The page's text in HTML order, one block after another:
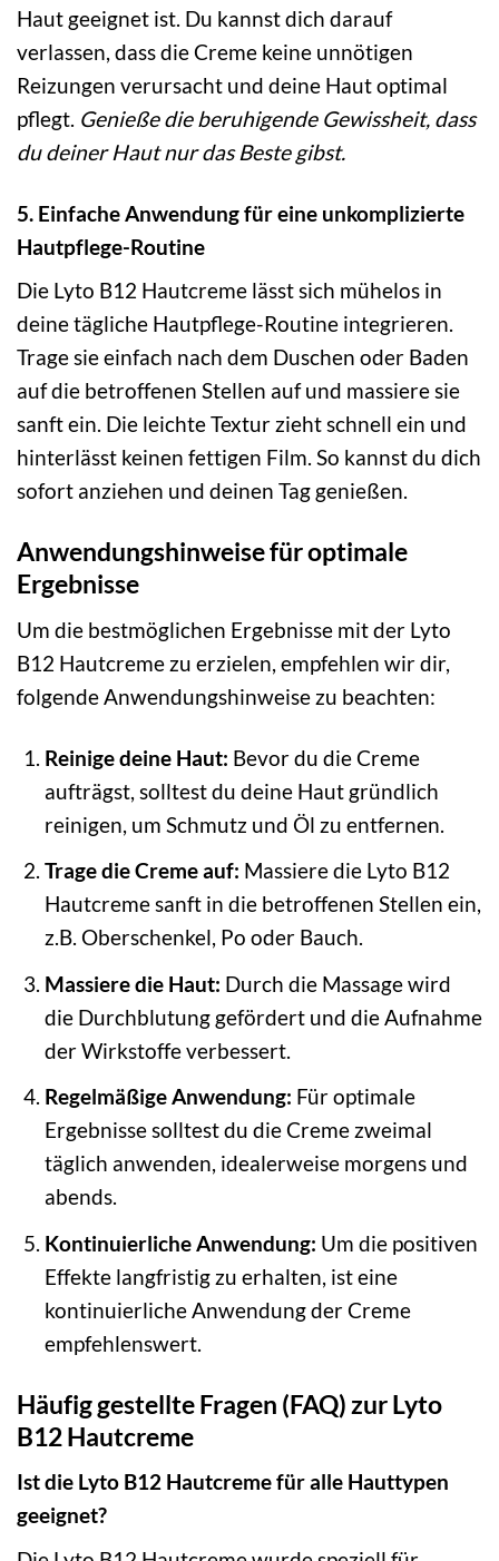
Haut geeignet ist. Du kannst dich darauf
verlassen, dass die Creme keine unnötigen
Reizungen verursacht und deine Haut optimal
pflegt. Genieße die beruhigende Gewissheit, dass
du deiner Haut nur das Beste gibst.
5. Einfache Anwendung für eine unkomplizierte
Hautpflege-Routine
Die Lyto B12 Hautcreme lässt sich mühelos in
deine tägliche Hautpflege-Routine integrieren.
Trage sie einfach nach dem Duschen oder Baden
auf die betroffenen Stellen auf und massiere sie
sanft ein. Die leichte Textur zieht schnell ein und
hinterlässt keinen fettigen Film. So kannst du dich
sofort anziehen und deinen Tag genießen.
Anwendungshinweise für optimale
Ergebnisse
Um die bestmöglichen Ergebnisse mit der Lyto
B12 Hautcreme zu erzielen, empfehlen wir dir,
folgende Anwendungshinweise zu beachten:
Reinige deine Haut: Bevor du die Creme
aufträgst, solltest du deine Haut gründlich
reinigen, um Schmutz und Öl zu entfernen.
Trage die Creme auf: Massiere die Lyto B12
Hautcreme sanft in die betroffenen Stellen ein,
z.B. Oberschenkel, Po oder Bauch.
Massiere die Haut: Durch die Massage wird
die Durchblutung gefördert und die Aufnahme
der Wirkstoffe verbessert.
Regelmäßige Anwendung: Für optimale
Ergebnisse solltest du die Creme zweimal
täglich anwenden, idealerweise morgens und
abends.
Kontinuierliche Anwendung: Um die positiven
Effekte langfristig zu erhalten, ist eine
kontinuierliche Anwendung der Creme
empfehlenswert.
Häufig gestellte Fragen (FAQ) zur Lyto
B12 Hautcreme
Ist die Lyto B12 Hautcreme für alle Hauttypen
geeignet?